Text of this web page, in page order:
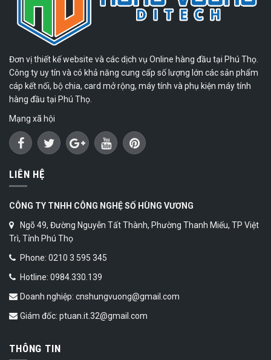
Đơn vị thiết kế website và các dịch vụ Online hàng đầu tại Phú Thọ.
Công ty uy tín và có khả năng cung cấp số lượng lớn các sản phẩm
cáp kết nối, bộ chia, card mở rộng, máy tính và phụ kiện máy tính
hàng đầu tại Phú Thọ.
Mạng xã hội
LIÊN HỆ
CÔNG TY TNHH CÔNG NGHỆ SỐ HÙNG VƯƠNG
Ngõ 49, Đường Nguyễn Tất Thành, Phường Thanh Miếu, TP Việt
Trì, Tỉnh Phú Thọ
Phone: 0210 3 595 345
Hotline: 0984.330.139
Doanh nghiệp: cnshungvuong@gmail.com
Giám đốc: ptuan.it.32@gmail.com
THÔNG TIN